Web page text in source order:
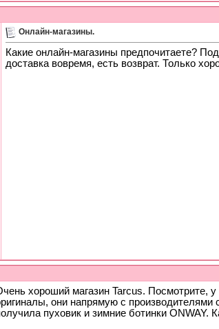
Онлайн-магазины.
Какие онлайн-магазины предпочитаете?
доставка вовремя, есть возврат. Только
хороший магазин Tarcus. Посмотрите,
они напрямую с
пуховик и зимние ботинки